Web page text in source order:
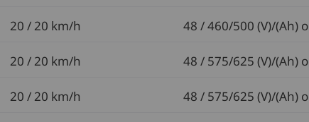
20 / 20 km/h 48 / 460/500 (V)/(Ah)
20 / 20 km/h 48 / 575/625 (V)/(Ah)
20 / 20 km/h 48 / 575/625 (V)/(Ah)